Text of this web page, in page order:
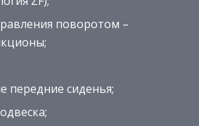
поворотом –
передние сиденья;